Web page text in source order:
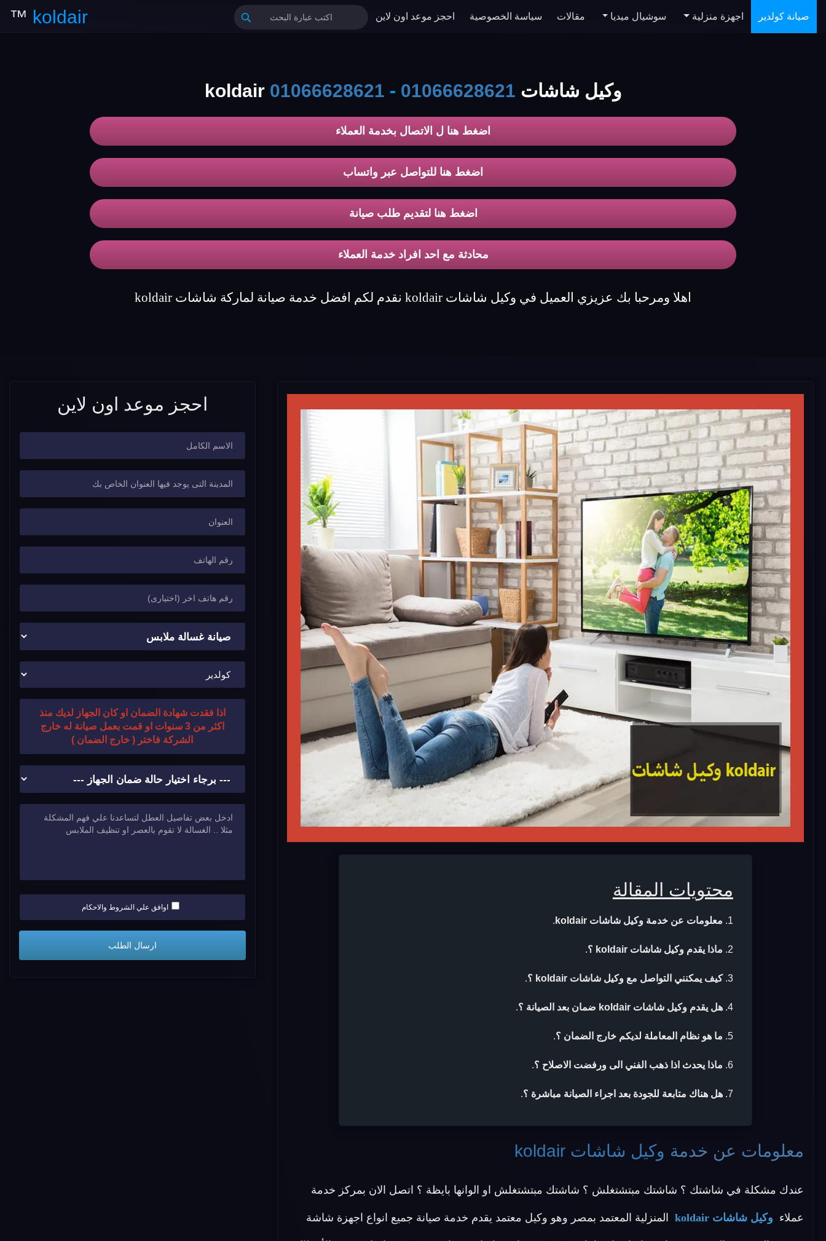
koldair
™ صيانة كولدير اجهزة منزلية سوشيال ميديا مقالات سياسة الخصوصية احجز موعد اون لاين
وكيل شاشات koldair 01066628621 - 01066628621
اضغط هنا ل الاتصال بخدمة العملاء
اضغط هنا للتواصل عبر واتساب
اضغط هنا لتقديم طلب صيانة
محادثة مع احد افراد خدمة العملاء
اهلا ومرحبا بك عزيزي العميل في وكيل شاشات koldair نقدم لكم افضل خدمة صيانة لماركة شاشات koldair
محتويات المقالة
معلومات عن خدمة وكيل شاشات koldair .
ماذا يقدم وكيل شاشات koldair ؟ .
كيف يمكنني التواصل مع وكيل شاشات koldair ؟ .
هل يقدم وكيل شاشات koldair ضمان بعد الصيانة ؟ .
ما هو نظام المعاملة لديكم خارج الضمان ؟.
ماذا يحدث اذا ذهب الفني الى ورفضت الاصلاح ؟.
هل هناك متابعة للجودة بعد اجراء الصيانة مباشرة ؟.
معلومات عن خدمة وكيل شاشات koldair
عندك مشكلة في شاشتك ؟ شاشتك مبتشتغلش ؟ شاشتك مبتشتغلش او الوانها بايظة ؟ اتصل الان بمركز خدمة
عملاء وكيل شاشات koldair المنزلية المعتمد بمصر وهو وكيل معتمد يقدم خدمة صيانة جميع انواع اجهزة شاشة
احجز موعد اون لاين
اذا فقدت شهادة الضمان او كان الجهاز لديك منذ
اكثر من 3 سنوات او قمت بعمل صيانة له خارج
الشركة فاختر ( خارج الضمان )
اوافق علي الشروط والاحكام